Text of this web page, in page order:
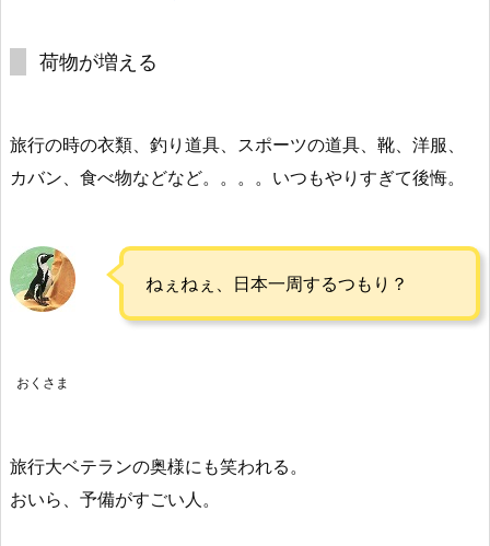
荷物が増える
旅行の時の衣類、釣り道具、スポーツの道具、靴、洋服、
カバン、食べ物などなど。。。。いつもやりすぎて後悔。
おくさま
ねぇねぇ、日本一周するつもり？
旅行大ベテランの奥様にも笑われる。
おいら、予備がすごい人。